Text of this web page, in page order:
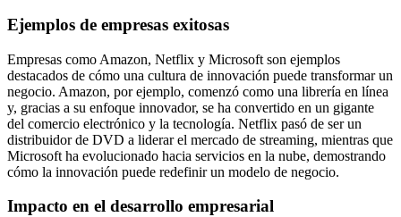
Ejemplos de empresas exitosas
Empresas como Amazon, Netflix y Microsoft son ejemplos
destacados de cómo una cultura de innovación puede transformar un
negocio. Amazon, por ejemplo, comenzó como una librería en línea
y, gracias a su enfoque innovador, se ha convertido en un gigante
del comercio electrónico y la tecnología. Netflix pasó de ser un
distribuidor de DVD a liderar el mercado de streaming, mientras que
Microsoft ha evolucionado hacia servicios en la nube, demostrando
cómo la innovación puede redefinir un modelo de negocio.
Impacto en el desarrollo empresarial